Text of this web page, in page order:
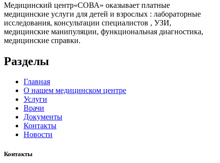
Медицинский центр«СОВА» оказывает платные
медицинские услуги для детей и взрослых : лабораторные
исследования, консультации специалистов , УЗИ,
медицинские манипуляции, функциональная диагностика,
медицинские справки.
Разделы
Главная
О нашем медицинском центре
Услуги
Врачи
Документы
Контакты
Новости
Контакты